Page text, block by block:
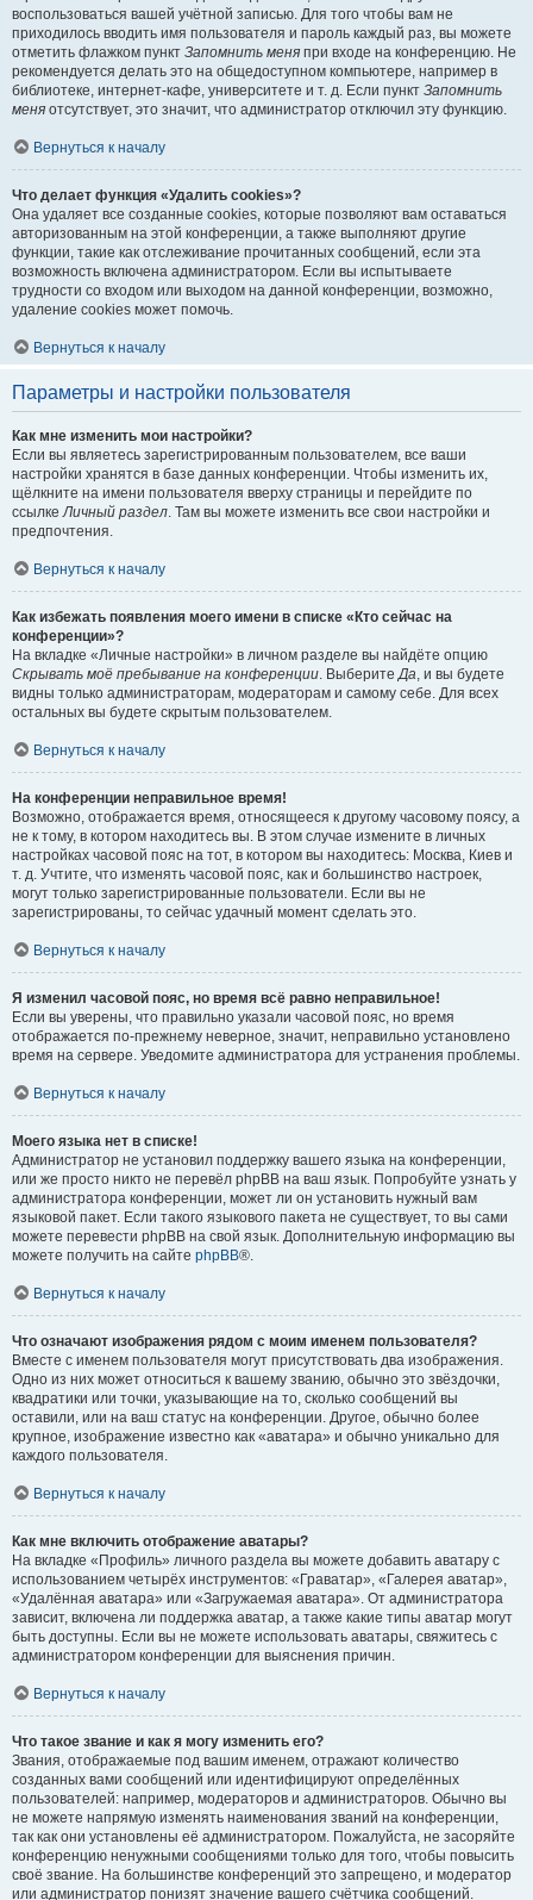
воспользоваться вашей учётной записью. Для того чтобы вам не
приходилось вводить имя пользователя и пароль каждый раз, вы можете
отметить флажком пункт Запомнить меня при входе на конференцию. Не
рекомендуется делать это на общедоступном компьютере, например в
библиотеке, интернет-кафе, университете и т. д. Если пункт Запомнить
меня отсутствует, это значит, что администратор отключил эту функцию.
Вернуться к началу
Что делает функция «Удалить cookies»?
Она удаляет все созданные cookies, которые позволяют вам оставаться
авторизованным на этой конференции, а также выполняют другие
функции, такие как отслеживание прочитанных сообщений, если эта
возможность включена администратором. Если вы испытываете
трудности со входом или выходом на данной конференции, возможно,
удаление cookies может помочь.
Вернуться к началу
Параметры и настройки пользователя
Как мне изменить мои настройки?
Если вы являетесь зарегистрированным пользователем, все ваши
настройки хранятся в базе данных конференции. Чтобы изменить их,
щёлкните на имени пользователя вверху страницы и перейдите по
ссылкеЛичный раздел. Там вы можете изменить все свои настройки и
предпочтения.
Вернуться к началу
Как избежать появления моего имени в списке «Кто сейчас на
конференции»?
На вкладке «Личные настройки» в личном разделе вы найдёте опцию
Скрывать моё пребывание на конференции. ВыберитеДа, и вы будете
видны только администраторам, модераторам и самому себе. Для всех
остальных вы будете скрытым пользователем.
Вернуться к началу
На конференции неправильное время!
Возможно, отображается время, относящееся к другому часовому поясу, а
не к тому, в котором находитесь вы. В этом случае измените в личных
настройках часовой пояс на тот, в котором вы находитесь: Москва, Киев и
т. д. Учтите, что изменять часовой пояс, как и большинство настроек,
могут только зарегистрированные пользователи. Если вы не
зарегистрированы, то сейчас удачный момент сделать это.
Вернуться к началу
Я изменил часовой пояс, но время всё равно неправильное!
Если вы уверены, что правильно указали часовой пояс, но время
отображается по-прежнему неверное, значит, неправильно установлено
время на сервере. Уведомите администратора для устранения проблемы.
Вернуться к началу
Моего языка нет в списке!
Администратор не установил поддержку вашего языка на конференции,
или же просто никто не перевёл phpBB на ваш язык. Попробуйте узнать у
администратора конференции, может ли он установить нужный вам
языковой пакет. Если такого языкового пакета не существует, то вы сами
можете перевести phpBB на свой язык. Дополнительную информацию вы
можете получить на сайте phpBB®.
Вернуться к началу
Что означают изображения рядом с моим именем пользователя?
Вместе с именем пользователя могут присутствовать два изображения.
Одно из них может относиться к вашему званию, обычно это звёздочки,
квадратики или точки, указывающие на то, сколько сообщений вы
оставили, или на ваш статус на конференции. Другое, обычно более
крупное, изображение известно как «аватара» и обычно уникально для
каждого пользователя.
Вернуться к началу
Как мне включить отображение аватары?
На вкладке «Профиль» личного раздела вы можете добавить аватару с
использованием четырёх инструментов: «Граватар», «Галерея аватар»,
«Удалённая аватара» или «Загружаемая аватара». От администратора
зависит, включена ли поддержка аватар, а также какие типы аватар могут
быть доступны. Если вы не можете использовать аватары, свяжитесь с
администратором конференции для выяснения причин.
Вернуться к началу
Что такое звание и как я могу изменить его?
Звания, отображаемые под вашим именем, отражают количество
созданных вами сообщений или идентифицируют определённых
пользователей: например, модераторов и администраторов. Обычно вы
не можете напрямую изменять наименования званий на конференции,
так как они установлены её администратором. Пожалуйста, не засоряйте
конференцию ненужными сообщениями только для того, чтобы повысить
своё звание. На большинстве конференций это запрещено, и модератор
или администратор понизят значение вашего счётчика сообщений.